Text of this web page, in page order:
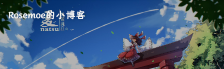
Rosemoe的小博客